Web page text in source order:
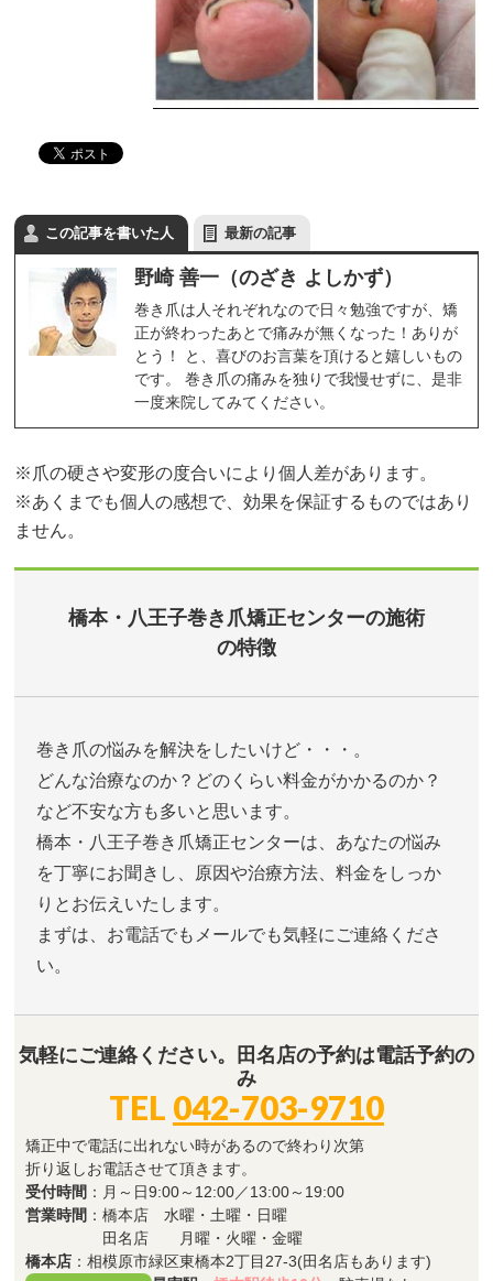
この記事を書いた人 最新の記事
野崎 善一（のざき よしかず）
巻き爪は人それぞれなので日々勉強ですが、矯
正が終わったあとで痛みが無くなった！ありが
とう！ と、喜びのお言葉を頂けると嬉しいもの
です。 巻き爪の痛みを独りで我慢せずに、是非
一度来院してみてください。
※爪の硬さや変形の度合いにより個人差があります。
※あくまでも個人の感想で、効果を保証するものではあり
ません。
橋本・八王子巻き爪矯正センターの施術
の特徴
巻き爪の悩みを解決をしたいけど・・・。
どんな治療なのか？どのくらい料金がかかるのか？
など不安な方も多いと思います。
橋本・八王子巻き爪矯正センターは、あなたの悩み
を丁寧にお聞きし、原因や治療方法、料金をしっか
りとお伝えいたします。
まずは、お電話でもメールでも気軽にご連絡くださ
い。
気軽にご連絡ください。田名店の予約は電話予約の
み
TEL 042-703-9710
矯正中で電話に出れない時があるので終わり次第
折り返しお電話させて頂きます。
受付時間 ：月～日9:00～12:00／13:00～19:00
営業時間 ：橋本店 水曜・土曜・日曜
田名店 月曜・火曜・金曜
橋本店 ：相模原市緑区東橋本2丁目27-3(田名店もあります)